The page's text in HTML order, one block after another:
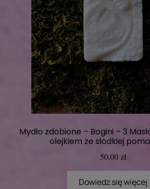
Mydło zdobione – Bogini – 3
olejkiem ze słodkiej
50,00 zł
Dowiedz się więcej